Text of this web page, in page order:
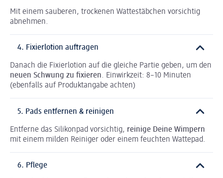
Mit einem sauberen, trockenen Wattestäbchen vorsichtig
abnehmen.
4. Fixierlotion auftragen
Danach die Fixierlotion auf die gleiche Partie geben, um den
neuen Schwung zu fixieren. Einwirkzeit: 8–10 Minuten
(ebenfalls auf Produktangabe achten)
5. Pads entfernen & reinigen
Entferne das Silikonpad vorsichtig, reinige Deine Wimpern
mit einem milden Reiniger oder einem feuchten Wattepad.
6. Pflege